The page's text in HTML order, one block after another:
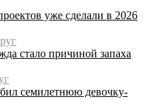
уже сделали в 2026
стало причиной запаха
семилетнюю девочку-